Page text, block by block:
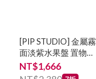
[PIP STUDIO] 金屬霧
面淡紫水果盤 置物盤
裝飾盤 20x30cm
NT$1,666